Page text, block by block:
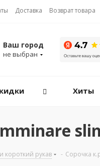
Доставка Возврат товара
Ваш город
не выбран
Хиты
короткий рукав - Сорочка